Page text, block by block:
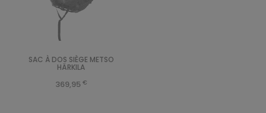
SAC À DOS SIÈGE METSO
HÄRKILA
369,95 €